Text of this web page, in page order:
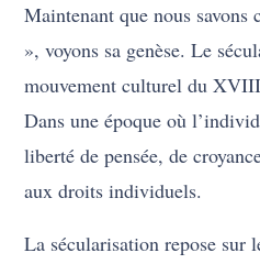
Maintenant que nous
», voyons sa genèse. Le
mouvement culturel du
Dans une époque où
liberté de pensée, de
aux droits individuels.
La sécularisation repose sur